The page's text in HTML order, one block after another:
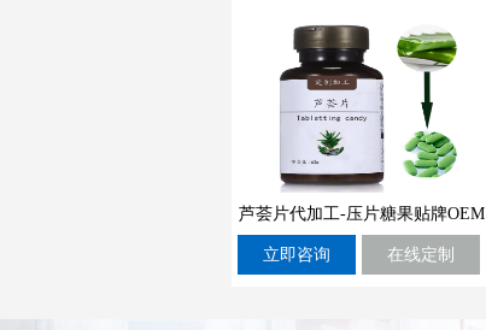
芦荟片代加工-压片糖果贴牌OEM
生产厂家
立即咨询 在线定制